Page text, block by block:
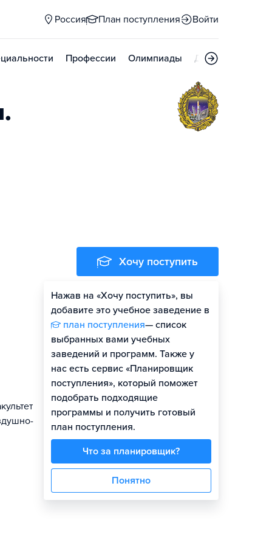
Россия План поступления Войти
Профессии Олимпиады Дни открытых
Хочу поступить
Нажав на «Хочу поступить», вы
добавите это учебное заведение в
план поступления— список
выбранных вами учебных
заведений и программ. Также у
нас есть сервис «Планировщик
поступления», который поможет
подобрать подходящие
программы и получить готовый
план поступления.
Что за планировщик?
Понятно